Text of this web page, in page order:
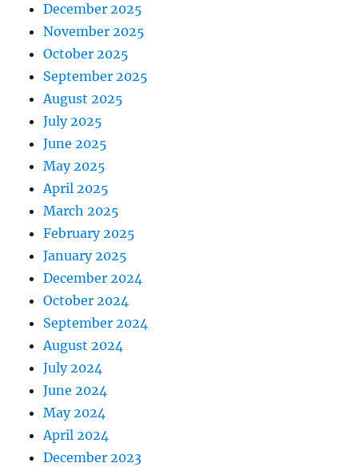
December 2025
November 2025
October 2025
September 2025
August 2025
July 2025
June 2025
May 2025
April 2025
March 2025
February 2025
January 2025
December 2024
October 2024
September 2024
August 2024
July 2024
June 2024
May 2024
April 2024
December 2023